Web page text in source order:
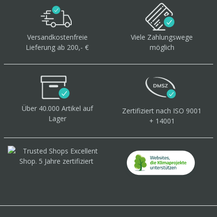
Versandkostenfreie
Lieferung ab 200,- €
Viele Zahlungswege
möglich
Über 40.000 Artikel auf
Lager
Zertifiziert nach ISO 9001
+ 14001